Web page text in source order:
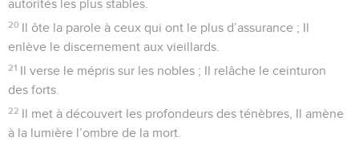
autorités les plus stables.
20 Il ôte la parole à ceux qui ont le plus d’assurance ; Il
enlève le discernement aux vieillards.
21 Il verse le mépris sur les nobles ; Il relâche le ceinturon
des forts.
22 Il met à découvert les profondeurs des ténèbres, Il amène
à la lumière l’ombre de la mort.